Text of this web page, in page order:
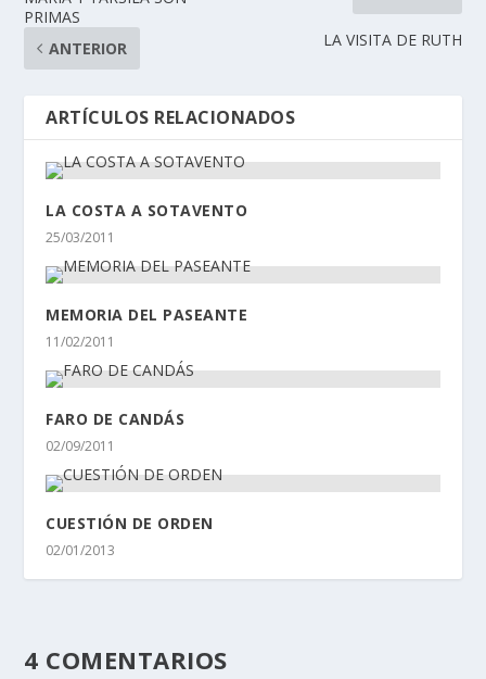
PRIMAS
ANTERIOR
LA VISITA DE RUTH
ARTÍCULOS RELACIONADOS
LA COSTA A SOTAVENTO
25/03/2011
MEMORIA DEL PASEANTE
11/02/2011
FARO DE CANDÁS
02/09/2011
CUESTIÓN DE ORDEN
02/01/2013
4 COMENTARIOS